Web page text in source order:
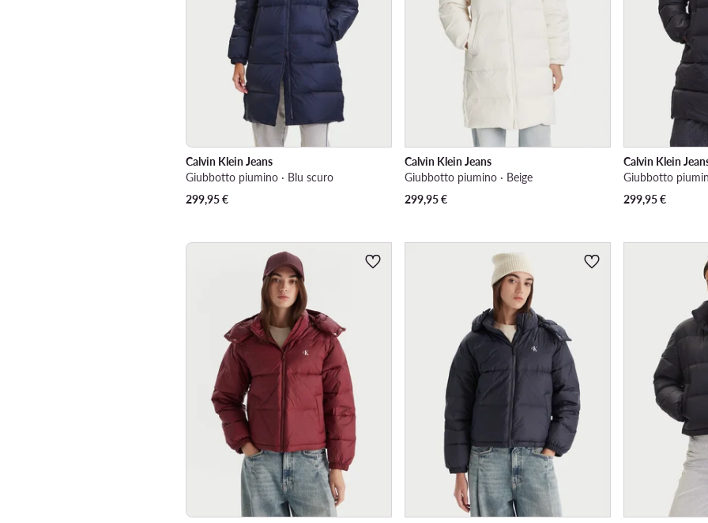
Calvin Klein Jeans
Giubbotto piumino · Blu scuro
299,95€
Calvin Klein Jeans
Giubbotto piumino · Beige
299,95€
Calvin Klein
Giubbotto
299,95€